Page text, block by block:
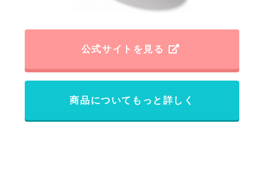
公式サイトを見る
商品についてもっと詳しく